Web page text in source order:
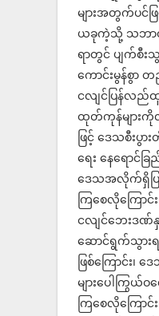
များအတွက်ပင်ဖ
ယခုကဲ့သို့ သဘာဝ
ရာတွင် ပျက်စီး
ကောင်းမွန်စွာ
ငလျင်ပြန်လည်
ထုတ်ကုန်များကို
ဖြင့် ဒေသစီးပွ
ရေး နေရောင်ခ
ဒေသအလိုက်ရှိပြ
ကြစေလိုကြောင်း
ငလျင်ဘေးဒဏ်
ဆောင်ရွက်သွားရမ
ဖြစ်ကြောင်း
များပေါကြွယ်
ကြစေလိုကြော